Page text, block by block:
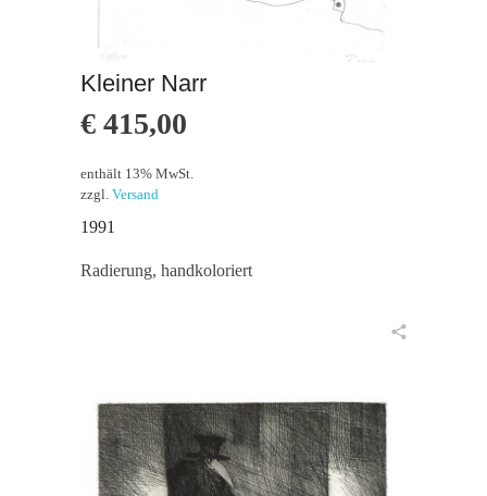
Kleiner Narr
€ 415,00
enthält 13% MwSt.
zzgl. Versand
1991
Radierung, handkoloriert